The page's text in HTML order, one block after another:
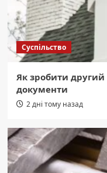
3
Микита
4
5
Область
Суспільство
Як зробити
документи
2 дні тому назад